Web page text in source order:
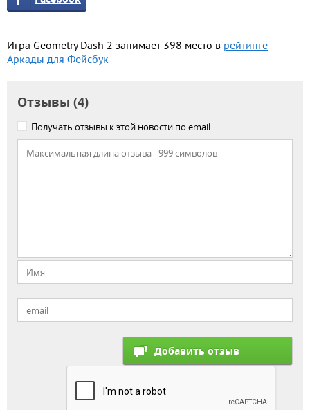
Игра Geometry Dash 2 занимает 398 место в рейтинге
Аркады для Фейсбук
Отзывы (4)
Получать отзывы к этой новости по email